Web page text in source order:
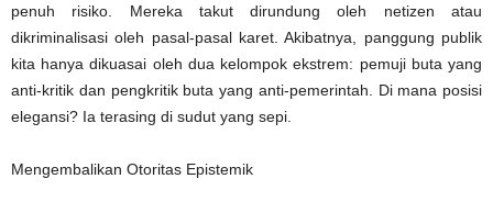
penuh risiko. Mereka takut dirundung oleh netizen atau
dikriminalisasi oleh pasal-pasal karet. Akibatnya, panggung publik
kita hanya dikuasai oleh dua kelompok ekstrem: pemuji buta yang
anti-kritik dan pengkritik buta yang anti-pemerintah. Di mana posisi
elegansi? Ia terasing di sudut yang sepi.
Mengembalikan Otoritas Epistemik